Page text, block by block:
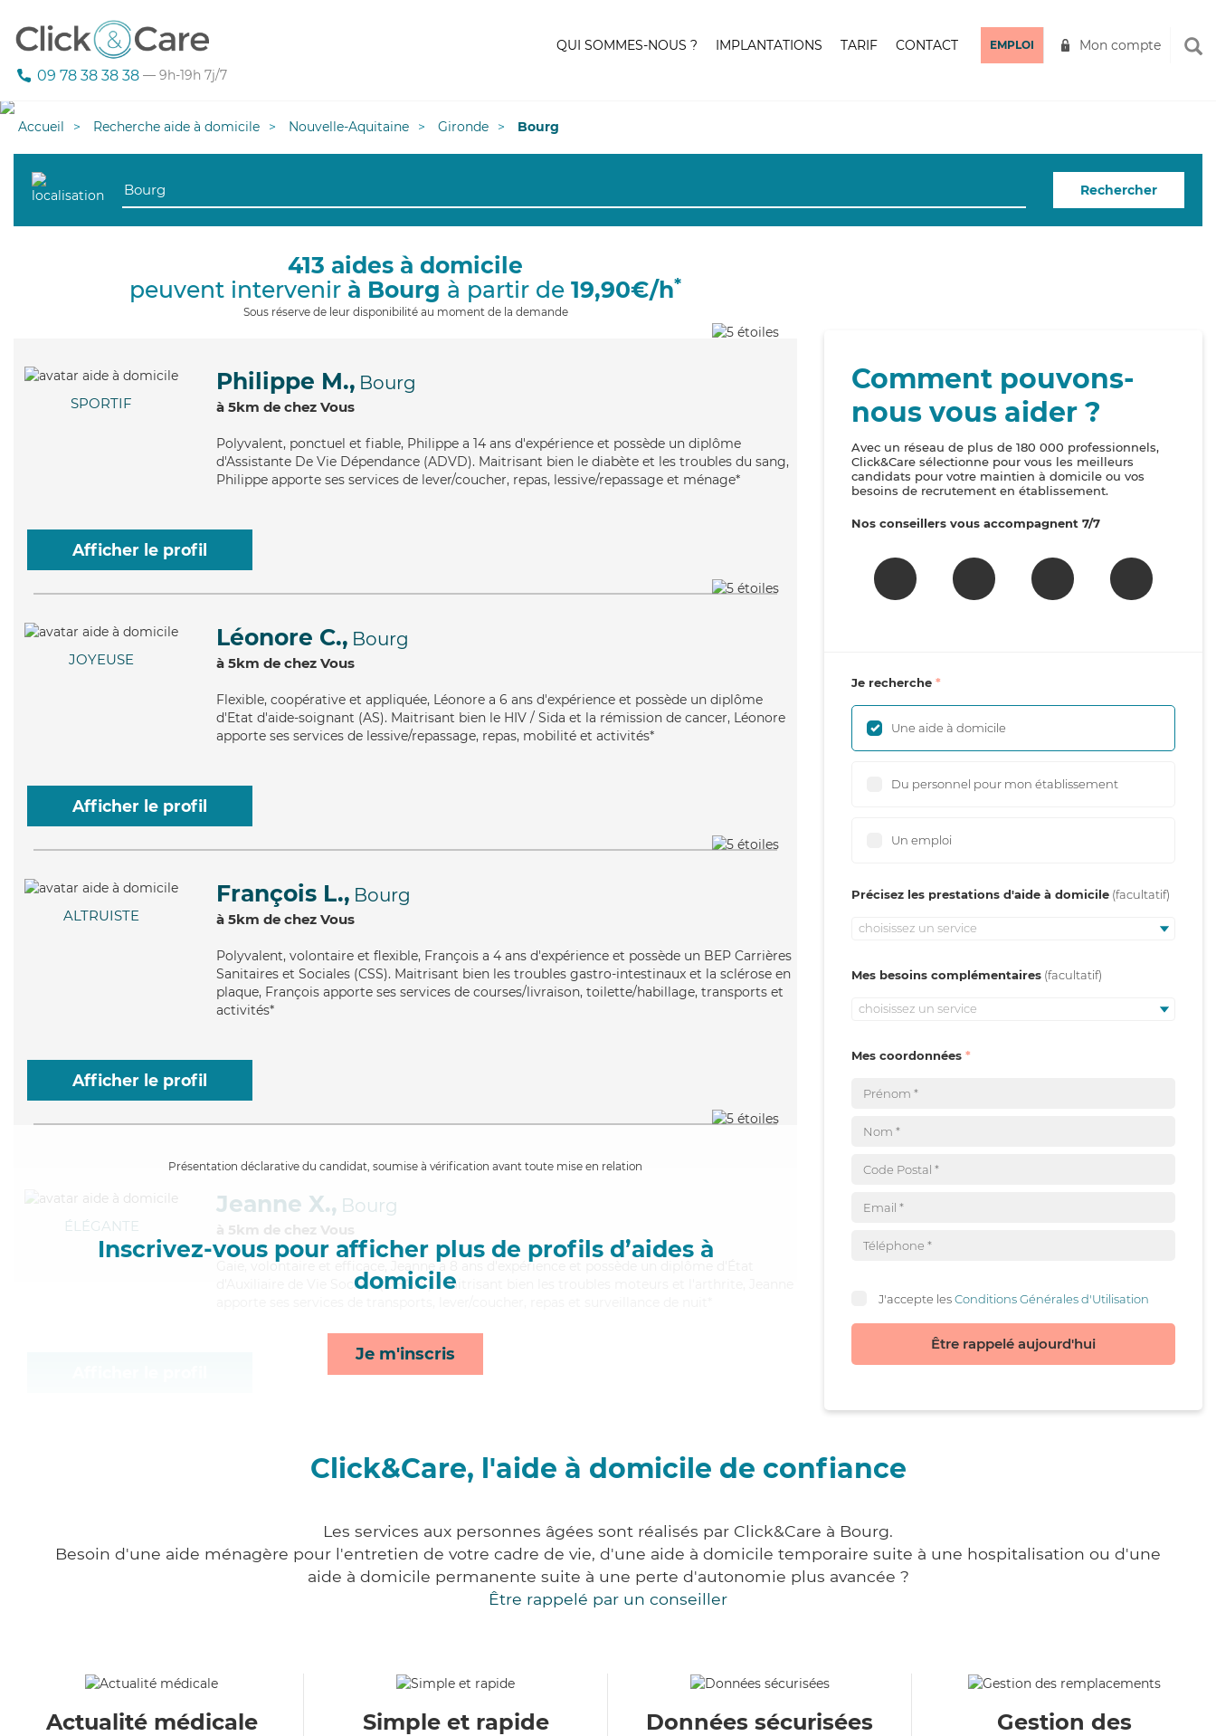
09 78 38 38 38 — 9h-19h 7j/7
QUI SOMMES-NOUS ? IMPLANTATIONS TARIF CONTACT EMPLOI Mon compte
Accueil Recherche aide à domicile Nouvelle-Aquitaine Gironde Bourg
Rechercher
413 aides à domicile
peuvent intervenir à Bourg à partir de 19,90€/h*
Sous réserve de leur disponibilité au moment de la demande
SPORTIF
Philippe M., Bourg
à 5km de chez Vous
Polyvalent, ponctuel et fiable, Philippe a 14 ans d'expérience et possède un diplôme
d'Assistante De Vie Dépendance (ADVD). Maitrisant bien le diabète et les troubles du sang,
Philippe apporte ses services de lever/coucher, repas, lessive/repassage et ménage*
Afficher le profil
JOYEUSE
Léonore C., Bourg
à 5km de chez Vous
Flexible, coopérative et appliquée, Léonore a 6 ans d'expérience et possède un diplôme
d'Etat d'aide-soignant (AS). Maitrisant bien le HIV / Sida et la rémission de cancer, Léonore
apporte ses services de lessive/repassage, repas, mobilité et activités*
Afficher le profil
ALTRUISTE
François L., Bourg
à 5km de chez Vous
Polyvalent, volontaire et flexible, François a 4 ans d'expérience et possède un BEP Carrières
Sanitaires et Sociales (CSS). Maitrisant bien les troubles gastro-intestinaux et la sclérose en
plaque, François apporte ses services de courses/livraison, toilette/habillage, transports et
activités*
Afficher le profil
Présentation déclarative du candidat, soumise à vérification avant toute mise en relation
Inscrivez-vous pour afficher plus de profils d’aides à
domicile
Je m'inscris
ÉLÉGANTE
Jeanne X., Bourg
à 5km de chez Vous
, volontaire et efficace, Jeanne a 8 ans d'expérience et possède un diplôme d'État
d'Auxiliaire de Vie Sociale (DEAVS). Maitrisant bien les troubles moteurs et l'arthrite, Jeanne
Comment pouvons-
nous vous aider ?
Avec un réseau de plus de 180 000 professionnels,
Click&Care sélectionne pour vous les meilleurs
candidats pour votre maintien à domicile ou vos
besoins de recrutement en établissement.
Nos conseillers vous accompagnent 7/7
Je recherche
Une aide à domicile
Du personnel pour mon établissement
Un emploi
Précisez les prestations d'aide à domicile
choisissez un service
Mes besoins complémentaires
choisissez un service
Mes coordonnées
J'accepte lesConditions Générales d'Utilisation
Être rappelé aujourd'hui
Click&Care, l'aide à domicile de confiance
Les services aux personnes âgées sont réalisés par Click&Care à Bourg.
Besoin d'une aide ménagère pour l'entretien de votre cadre de vie, d'une aide à domicile temporaire suite à une hospitalisation ou d'une
aide à domicile permanente suite à une perte d'autonomie plus avancée ?
Être rappelé par un conseiller
Actualité médicale Simple et rapide Données sécurisées
Gestion des